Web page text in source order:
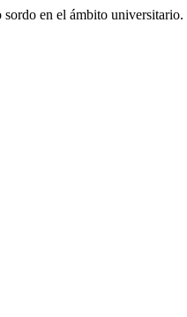
en el ámbito universitario.